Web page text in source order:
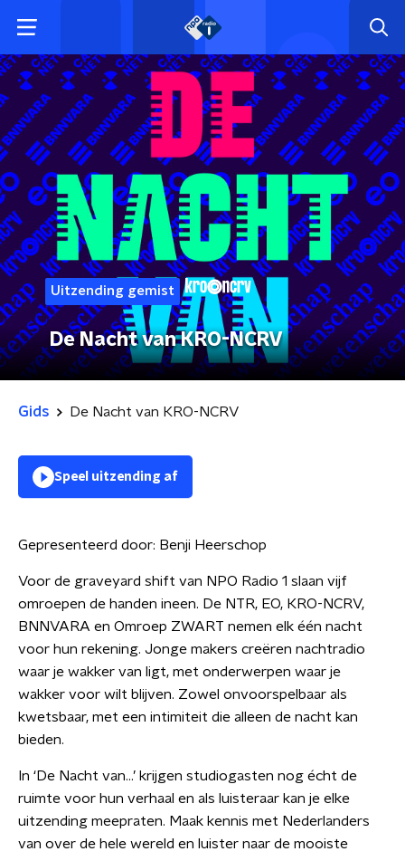
Uitzending gemist
De Nacht van KRO-NCRV
Gids De Nacht van KRO-NCRV
Speel uitzending af
Gepresenteerd door: Benji Heerschop
Voor de graveyard shift van NPO Radio 1 slaan vijf
omroepen de handen ineen. De NTR, EO, KRO-NCRV,
BNNVARA en Omroep ZWART nemen elk één nacht
voor hun rekening. Jonge makers creëren nachtradio
waar je wakker van ligt, met onderwerpen waar je
wakker voor wilt blijven. Zowel onvoorspelbaar als
kwetsbaar, met een intimiteit die alleen de nacht kan
bieden.
In ‘De Nacht van…’ krijgen studiogasten nog écht de
ruimte voor hun verhaal en als luisteraar kan je elke
uitzending meepraten. Maak kennis met Nederlanders
van over de hele wereld en luister naar de mooiste